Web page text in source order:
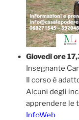
Giovedì ore
Insegnante
Il corso è
Alcuni degli
apprendere le
InfoWeb